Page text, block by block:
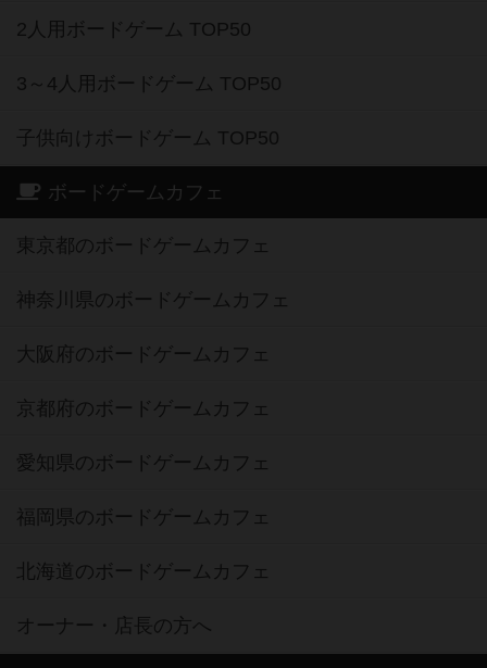
2人用ボードゲーム TOP50
3～4人用ボードゲーム TOP50
子供向けボードゲーム TOP50
ボードゲームカフェ
東京都のボードゲームカフェ
神奈川県のボードゲームカフェ
大阪府のボードゲームカフェ
京都府のボードゲームカフェ
愛知県のボードゲームカフェ
福岡県のボードゲームカフェ
北海道のボードゲームカフェ
オーナー・店長の方へ